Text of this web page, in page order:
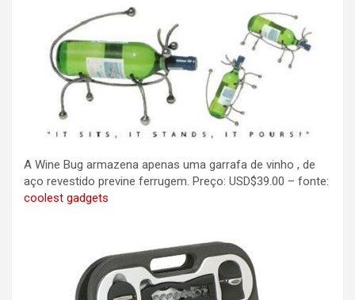
A Wine Bug armazena apenas uma garrafa de vinho , de
aço revestido previne ferrugem. Preço: USD$39.00 – fonte:
coolest gadgets